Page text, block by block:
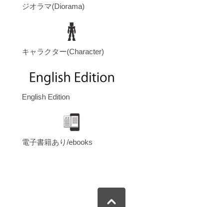
ジオラマ(Diorama)
キャラクター(Character)
English Edition
電子書籍あり/ebooks